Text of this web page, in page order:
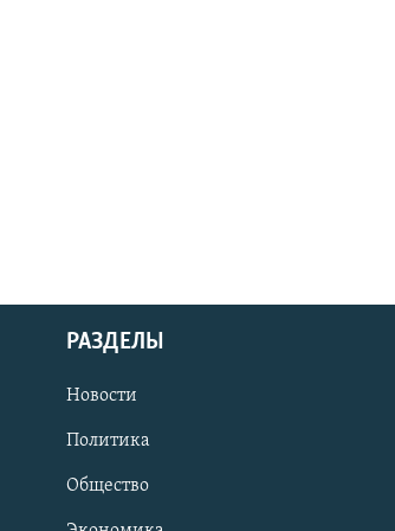
РАЗДЕЛЫ
Новости
Политика
Общество